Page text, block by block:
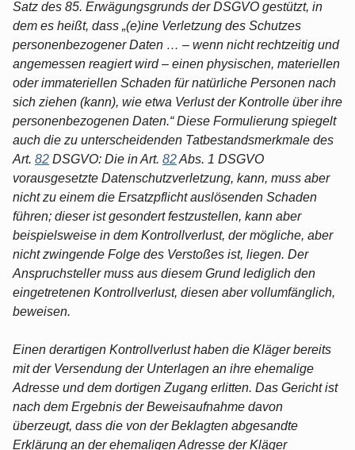
Satz des 85. Erwägungsgrunds der DSGVO gestützt, in
dem es heißt, dass „(e)ine Verletzung des Schutzes
personenbezogener Daten … – wenn nicht rechtzeitig und
angemessen reagiert wird – einen physischen, materiellen
oder immateriellen Schaden für natürliche Personen nach
sich ziehen (kann), wie etwa Verlust der Kontrolle über ihre
personenbezogenen Daten.“ Diese Formulierung spiegelt
auch die zu unterscheidenden Tatbestandsmerkmale des
Art. 82 DSGVO: Die in Art. 82Abs. 1 DSGVO
vorausgesetzte Datenschutzverletzung, kann, muss aber
nicht zu einem die Ersatzpflicht auslösenden Schaden
führen; dieser ist gesondert festzustellen, kann aber
beispielsweise in dem Kontrollverlust, der mögliche, aber
nicht zwingende Folge des Verstoßes ist, liegen. Der
Anspruchsteller muss aus diesem Grund lediglich den
eingetretenen Kontrollverlust, diesen aber vollumfänglich,
beweisen.
Einen derartigen Kontrollverlust haben die Kläger bereits
mit der Versendung der Unterlagen an ihre ehemalige
Adresse und dem dortigen Zugang erlitten. Das Gericht ist
nach dem Ergebnis der Beweisaufnahme davon
überzeugt, dass die von der Beklagten abgesandte
Erklärung an der ehemaligen Adresse der Kläger